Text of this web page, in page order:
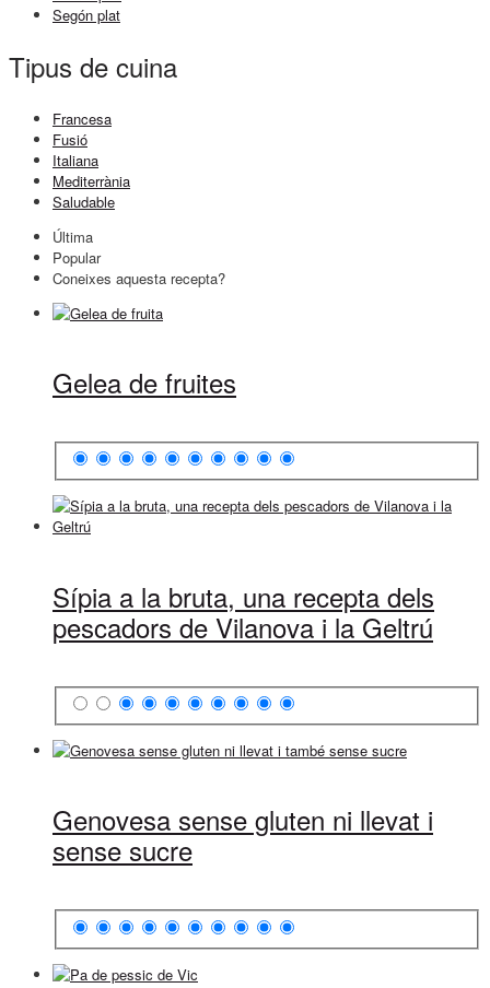
Segón plat
Tipus de cuina
Francesa
Fusió
Italiana
Mediterrània
Saludable
Última
Popular
Coneixes aquesta recepta?
Gelea de fruites
Sípia a la bruta, una recepta dels
pescadors de Vilanova i la Geltrú
Genovesa sense gluten ni llevat i
sense sucre